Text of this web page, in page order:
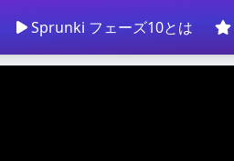
Sprunki フェーズ10とは